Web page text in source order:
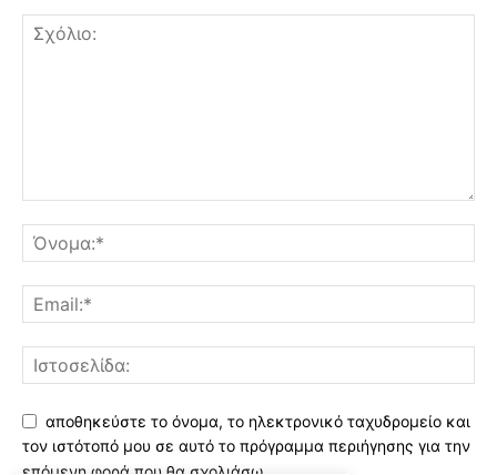
αποθηκεύστε το όνομα, το ηλεκτρονικό ταχυδρομείο και
τον ιστότοπό μου σε αυτό το πρόγραμμα περιήγησης για την
επόμενη φορά που θα σχολιάσω.